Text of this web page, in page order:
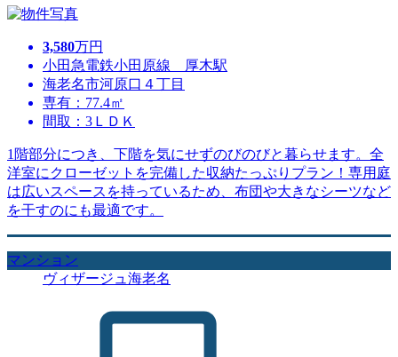
3,580万円
小田急電鉄小田原線 厚木駅
海老名市河原口４丁目
専有：77.4㎡
間取：3ＬＤＫ
1階部分につき、下階を気にせずのびのびと暮らせます。全
洋室にクローゼットを完備した収納たっぷりプラン！専用庭
は広いスペースを持っているため、布団や大きなシーツなど
を干すのにも最適です。
マンション
ヴィザージュ海老名